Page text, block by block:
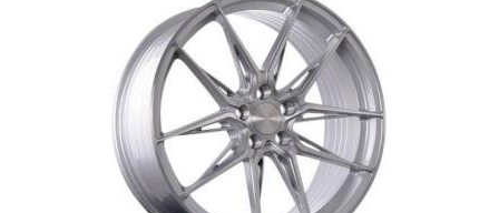
tehnyt ABS355:stä niin suositun Ruotsissa? Malli on
erittäin kovera, muoto on urheilullinen ja design on
tyylikäs. Tämä vanne malli on tehnyt itselleen nimen
vanteiden markkinoilla fantastisen ja ainutlaatuisen
suunnittelunsa ansiosta. ABS355:llä teet tavallisesta
autosta tyylikkäämmän. ABS355-vanteet jakaa
yksinoikeudella ABS Wheels.